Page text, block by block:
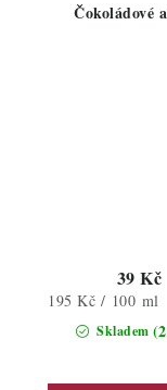
Čokoládové
Skladem
39 Kč
Měrná
cena:
195 Kč / 100 ml